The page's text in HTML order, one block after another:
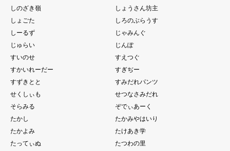
しのざき嶺
しょうさん坊主
しょごた
しろのぶらうす
しーるず
じゃみんぐ
じゅらい
じんぽ
すいのせ
すえつぐ
すかいれーだー
すぎぢー
すずきとと
すみだれパンツ
せくしぃも
せつなさみだれ
そらみる
ぞでぃあーく
たかし
たかみやはいり
たかよみ
たけあき学
たってぃぬ
たつわの里